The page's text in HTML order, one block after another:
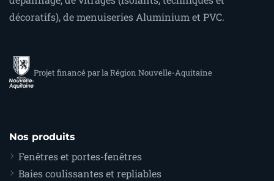
décoratifs), de menuiseries Aluminium et PVC.
Projet financé par la Région Nouvelle-Aquitaine
Nos produits
Fenêtres et portes-fenêtres
Baies coulissantes et repliables